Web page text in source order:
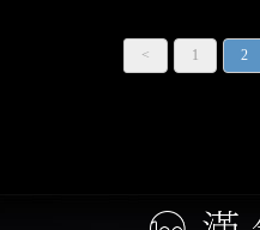
< 1 2